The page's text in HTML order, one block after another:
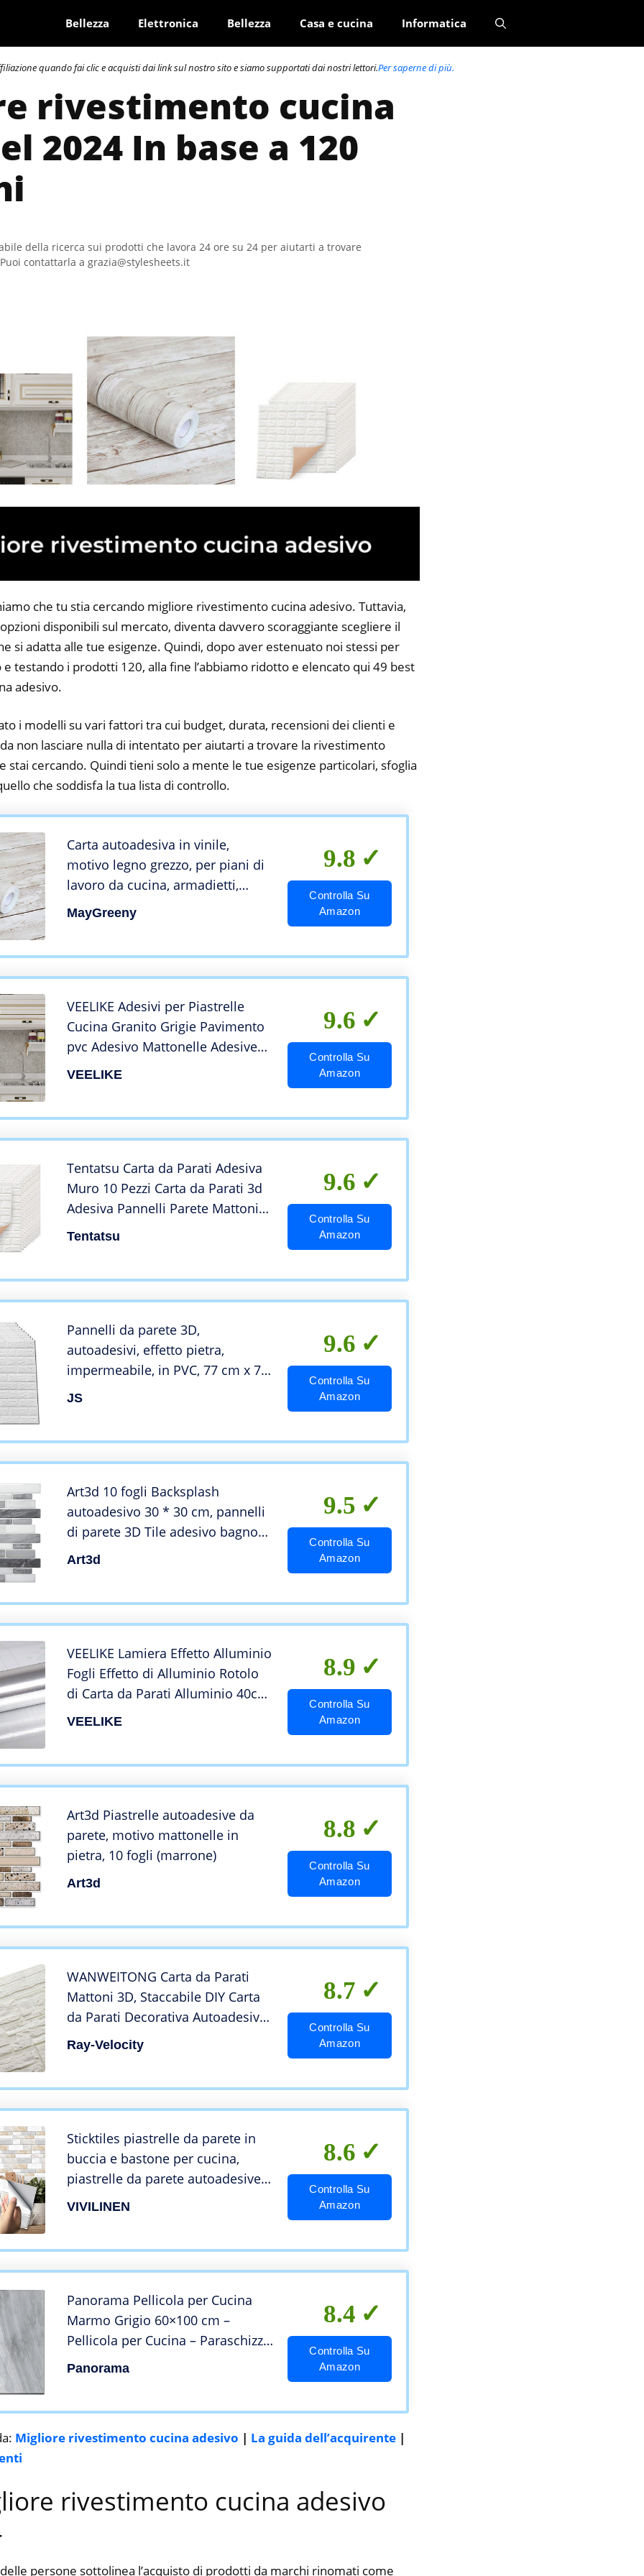
Bellezza Elettronica Bellezza Casa e cucina Informatica
quando fai clic e acquisti dai link sul nostro sito e siamo supportati dai nostri lettori.Per saperne di più.
rivestimento cucina
2024 In base a 120
della ricerca sui prodotti che lavora 24 ore su 24 per aiutarti a trovare
contattarla a grazia@stylesheets.it
che tu stia cercando migliore rivestimento cucina adesivo. Tuttavia,
disponibili sul mercato, diventa davvero scoraggiante scegliere il
si adatta alle tue esigenze. Quindi, dopo aver estenuato noi stessi per
testando i prodotti 120, alla fine l’abbiamo ridotto e elencato qui 49 best
adesivo.
i modelli su vari fattori tra cui budget, durata, recensioni dei clienti e
non lasciare nulla di intentato per aiutarti a trovare la rivestimento
stai cercando. Quindi tieni solo a mente le tue esigenze particolari, sfoglia
che soddisfa la tua lista di controllo.
Carta autoadesiva in vinile,
motivo legno grezzo, per piani di
lavoro da cucina, armadietti,
cassetti, mobili, pareti (45 cm x
10 m, marrone chiaro)
MayGreeny
9.8
Controlla Su
Amazon
VEELIKE Adesivi per Piastrelle
Cucina Granito Grigie Pavimento
pvc Adesivo Mattonelle Adesive
Cucina Paraschizzi Parete pvc
VEELIKE
9.6
Controlla Su
Amazon
Tentatsu Carta da Parati Adesiva
Muro 10 Pezzi Carta da Parati 3d
Adesiva Pannelli Parete Mattoni
Pannello Mattone Decorativi 3d
Tentatsu
9.6
Controlla Su
Amazon
Pannelli da parete 3D,
autoadesivi, effetto pietra,
impermeabile, in PVC, 77 cm x 70
cm (10, bianco)
JS
9.6
Controlla Su
Amazon
Art3d 10 fogli Backsplash
autoadesivo 30 * 30 cm, pannelli
di parete 3D Tile adesivo bagno
cucina Deco Grey Marble
Art3d
9.5
Controlla Su
Amazon
VEELIKE Lamiera Effetto Alluminio
Fogli Effetto di Alluminio Rotolo
di Carta da Parati Alluminio 40cm
x 300cm Top Cucina Laminato
VEELIKE
8.9
Controlla Su
Amazon
Art3d Piastrelle autoadesive da
parete, motivo mattonelle in
pietra, 10 fogli (marrone)
Art3d
8.8
Controlla Su
Amazon
WANWEITONG Carta da Parati
Mattoni 3D, Staccabile DIY Carta
da Parati Decorativa Autoadesiva
Impermeabile per Cucina Ufficio
TV Sfondo (12 Pcs, Bianca)
Ray-Velocity
8.7
Controlla Su
Amazon
Sticktiles piastrelle da parete in
buccia e bastone per cucina,
piastrelle da parete autoadesive,
piastrelle da cucina adesive per la
VIVILINEN
8.6
Controlla Su
Amazon
Panorama Pellicola per Cucina
Marmo Grigio 60×100 cm –
Pellicola per Cucina – Paraschizzi
Cucina Adesivo Per Muro –
Panorama
8.4
Controlla Su
Amazon
Migliore rivestimento cucina adesivo | La guida dell’acquirente |
rivestimento cucina adesivo
persone sottolinea l’acquisto di prodotti da marchi rinomati come